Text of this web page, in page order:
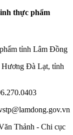
thực phẩm
tỉnh Lâm Đồng
Đà Lạt, tỉnh
Thảnh - Chi cục